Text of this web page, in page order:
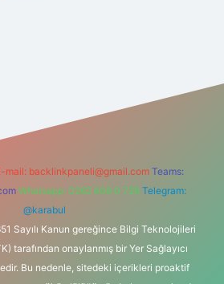
mail: backlinkpaneli@gmail.com Teams:
Whatsapp: 0262 606 0 726 Telegram:
@karabul
Sayılı Kanun gereğince Bilgi Teknolojileri
tarafından onaylanmış bir Yer Sağlayıcı
Bu nedenle, sitedeki içerikleri proaktif